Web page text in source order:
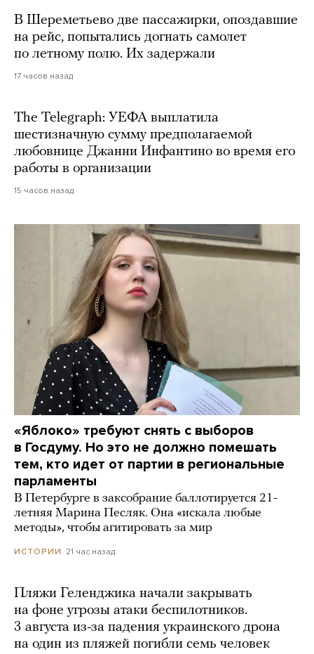
В Шереметьево две пассажирки, опоздавшие
на рейс, попытались догнать самолет
по летному полю. Их задержали
17 часов назад
The Telegraph: УЕФА выплатила
шестизначную сумму предполагаемой
любовнице Джанни Инфантино во время его
работы в организации
15 часов назад
«Яблоко» требуют снять с выборов
в Госдуму. Но это не должно помешать
тем, кто идет от партии в региональные
парламенты
В Петербурге в заксобрание баллотируется 21-
летняя Марина Песляк. Она «искала любые
методы», чтобы агитировать за мир
ИСТОРИИ 21 час назад
Пляжи Геленджика начали закрывать
на фоне угрозы атаки беспилотников.
3 августа из-за падения украинского дрона
на один из пляжей погибли семь человек